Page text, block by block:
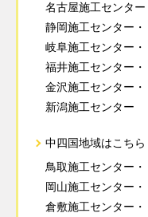
名古屋施工センター
静岡施工センター
岐阜施工センター
福井施工センター
金沢施工センター
新潟施工センター
中四国地域はこちら
鳥取施工センター
岡山施工センター
倉敷施工センター